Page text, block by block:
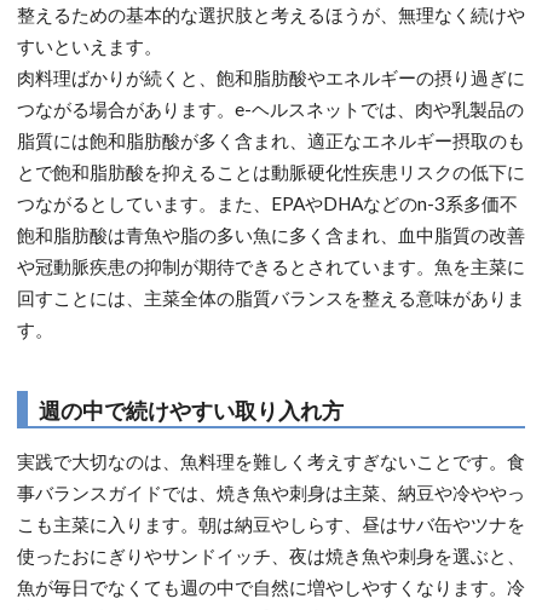
整えるための基本的な選択肢と考えるほうが、無理なく続けや
すいといえます。
肉料理ばかりが続くと、飽和脂肪酸やエネルギーの摂り過ぎに
つながる場合があります。e-ヘルスネットでは、肉や乳製品の
脂質には飽和脂肪酸が多く含まれ、適正なエネルギー摂取のも
とで飽和脂肪酸を抑えることは動脈硬化性疾患リスクの低下に
つながるとしています。また、EPAやDHAなどのn-3系多価不
飽和脂肪酸は青魚や脂の多い魚に多く含まれ、血中脂質の改善
や冠動脈疾患の抑制が期待できるとされています。魚を主菜に
回すことには、主菜全体の脂質バランスを整える意味がありま
す。
週の中で続けやすい取り入れ方
実践で大切なのは、魚料理を難しく考えすぎないことです。食
事バランスガイドでは、焼き魚や刺身は主菜、納豆や冷ややっ
こも主菜に入ります。朝は納豆やしらす、昼はサバ缶やツナを
使ったおにぎりやサンドイッチ、夜は焼き魚や刺身を選ぶと、
魚が毎日でなくても週の中で自然に増やしやすくなります。冷